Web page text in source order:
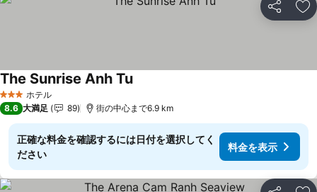
シェア お
3 ホテルのランク
ホテル
The Sunrise Anh Tu料金を表示
8.6 大満足 89 街の中心まで6.9 km
正確な料金を確認するには日付を選択してく
ださい
料金を表示